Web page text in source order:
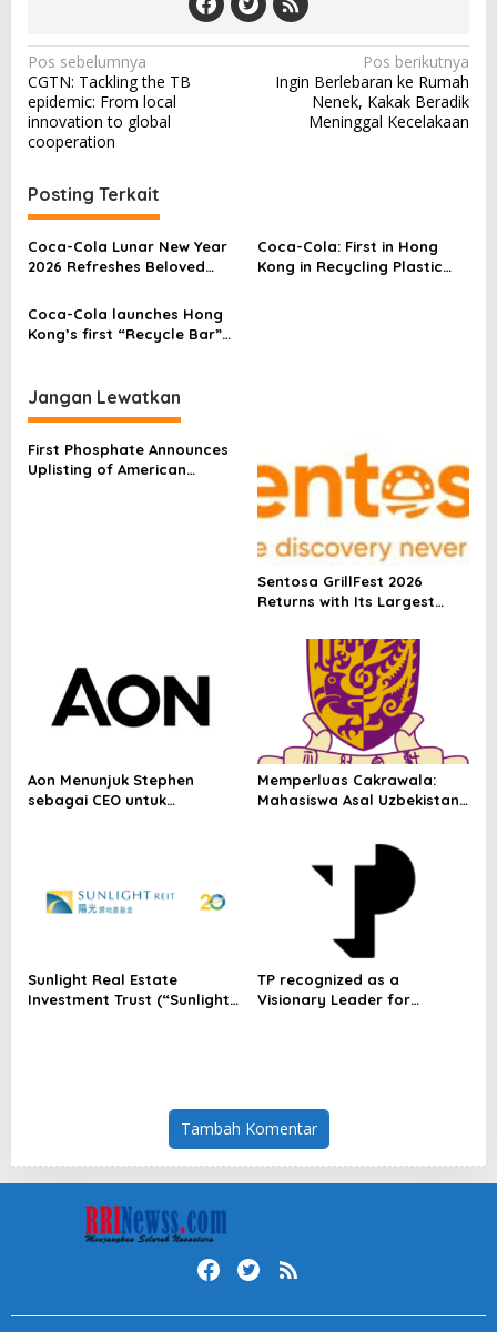
N
a
v
i
g
a
s
i
p
o
Pos sebelumnya
CGTN: Tackling the TB
epidemic: From local
innovation to global
cooperation
Pos berikutnya
Ingin Berlebaran ke Rumah
Nenek, Kakak Beradik
Meninggal Kecelakaan
Posting Terkait
Coca-Cola Lunar New Year
2026 Refreshes Beloved
to Co-Create Local
Celebrations Across
Southeast Asia
Coca-Cola: First in Hong
Kong in Recycling Plastic
Coca-Cola launches Hong
Kong’s first “Recycle Bar”
recycling habits and
promote proper recycling
Jangan Lewatkan
First Phosphate Announces
Uplisting of American
Sentosa GrillFest 2026
Returns with Its Largest
Vendors, First-Ever
Omakase-Inspired
Beachfront Dining and
Returning Crowd Favourites
Aon Menunjuk Stephen
sebagai CEO untuk
Memperluas Cakrawala:
Mahasiswa Asal Uzbekistan,
Sunlight Real Estate
Investment Trust (“Sunlight
TP recognized as a
Visionary Leader for
Tambah Komentar